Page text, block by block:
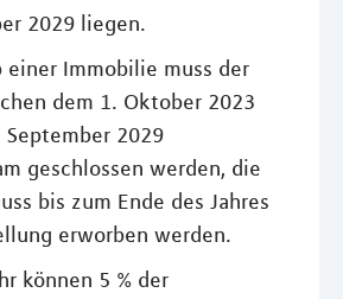
2029 liegen.
einer Immobilie muss der
dem 1. Oktober 2023
September 2029
geschlossen werden, die
bis zum Ende des Jahres
erworben werden.
können 5 % der